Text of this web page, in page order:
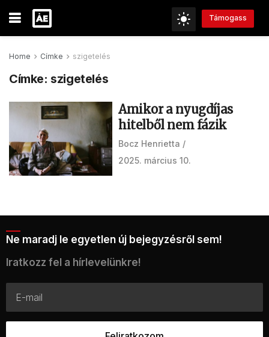
Támogass
Home Címke szigetelés
Címke: szigetelés
Amikor a nyugdíjas
hitelből nem fázik
Bocz Henrietta
2025. március 10.
Ne maradj le egyetlen új bejegyzésről sem!
Iratkozz fel a hírlevelünkre!